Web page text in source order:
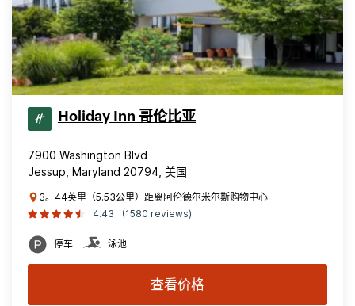
Holiday Inn 哥伦比亚
7900 Washington Blvd
Jessup, Maryland 20794, 美国
3。44英里（5.53公里）距离阿伦德尔米尔斯购物中心
4.43
(1580 reviews)
停车 泳池
查看价格